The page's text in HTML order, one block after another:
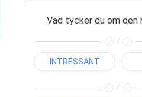
Vad tycker du om den
/
INTRESSANT
/